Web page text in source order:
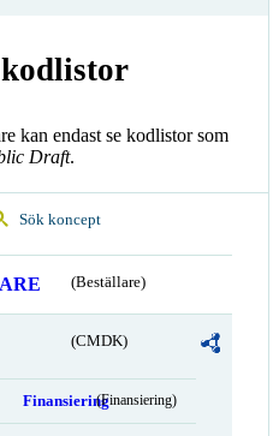
kan endast se kodlistor som
Draft.
Sök koncept
(Beställare)
(CMDK)
Finansiering(Finansiering)